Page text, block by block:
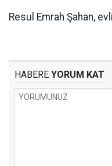
Resul Emrah Şahan,
HABERE YORUM KAT